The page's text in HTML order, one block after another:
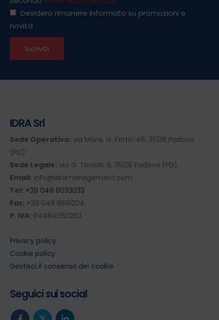
Desidero rimanere informato su promozioni e
novità
IDRA Srl
Sede Operativa: via Mons. G. Fortin 46, 35128 Padova
(PD)
Sede Legale: via G. Toniolo 8, 35128 Padova (PD)
Email: info@idramanagement.com
Tel: +39 049 8033033
Fax: +39 049 8591204
P. IVA: 04484050283
Privacy policy
Cookie policy
Gestisci il consenso dei cookie
Seguici sui social